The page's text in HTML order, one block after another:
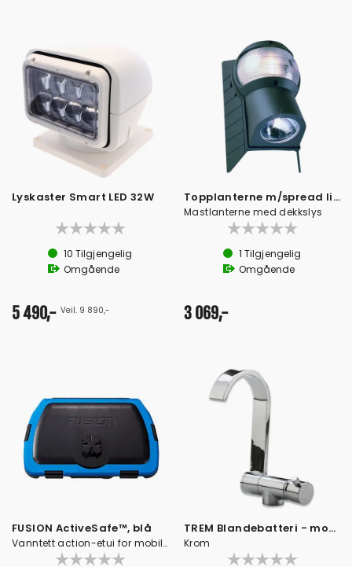
Lyskaster Smart LED 32W
10 Tilgjengelig
Omgående
5 490,- Veil. 9 890,-
Topplanterne m/spread light 120/170BMD
Mastlanterne med dekkslys
1 Tilgjengelig
Omgående
3 069,-
FUSION ActiveSafe™, blå
Vanntett action-etui for mobil etc.
TREM Blandebatteri - moderne flat modell
Krom